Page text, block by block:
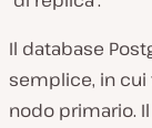
Il database
semplice, in cui
nodo primario.